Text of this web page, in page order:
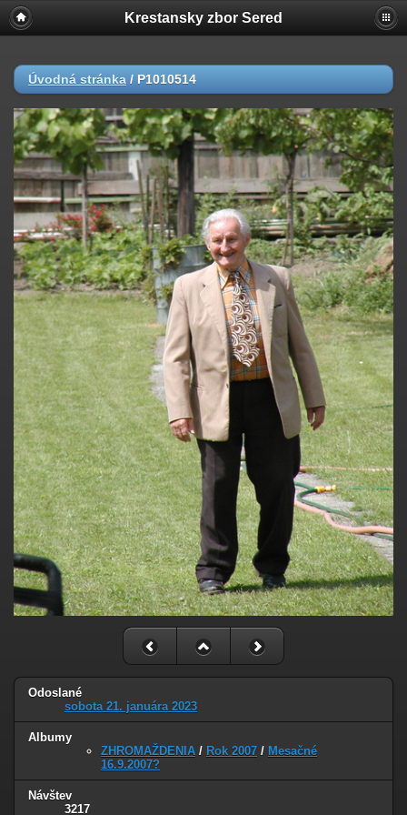
Krestansky zbor Sered
Úvodná stránka / P1010514
Odoslané
sobota 21. januára 2023
Albumy
ZHROMAŽDENIA / Rok 2007 / Mesačné
16.9.2007?
Návštev
3217